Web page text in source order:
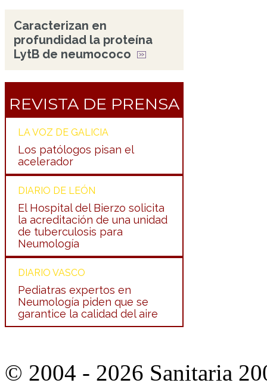
Caracterizan en
profundidad la proteína
LytB de neumococo
REVISTA DE PRENSA
LA VOZ DE GALICIA
Los patólogos pisan el
acelerador
DIARIO DE LEÓN
El Hospital del Bierzo solicita
la acreditación de una unidad
de tuberculosis para
Neumología
DIARIO VASCO
Pediatras expertos en
Neumología piden que se
garantice la calidad del aire
© 2004 - 2026 Sanitaria